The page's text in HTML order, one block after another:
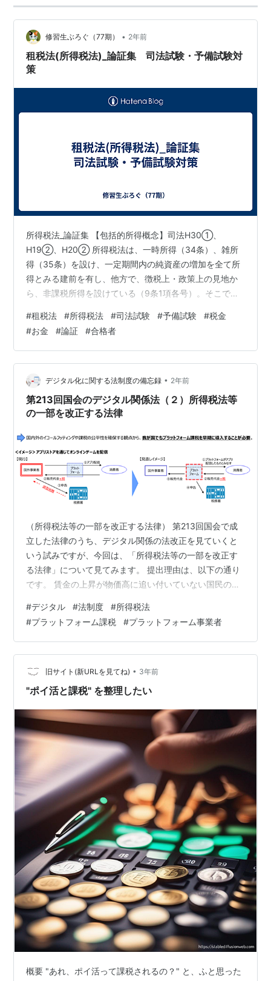
修習生ぶろぐ（77期） • 2年前
租税法(所得税法)_論証集 司法試験・予備試験対
策
所得税法_論証集 【包括的所得概念】司法H30①、
H19②、H20② 所得税法は、一時所得（34条）、雑所
得（35条）を設け、一定期間内の純資産の増加を全て所
得とみる建前を有し、他方で、徴税上・政策上の見地か
ら、非課税所得を設けている（9条1項各号）。そこで、
の規定がない限り「所得」（7条）として課税される。
＊所得税法は、課税の対象となる所得を取得した経済上
の成果としてとらえ、一定期間内における純資産の増加
を全て所得とみる（純資産増加説、中高年齢者雇用開発
給付金事件）。 ＊サイモンズの定式：所得額(Y)＝期中消
費額(C)＋期中純資産増加額(Δ…
#租税法 #所得税法 #司法試験 #予備試験 #税金
#お金 #論証 #合格者
デジタル化に関する法制度の備忘録 • 2年前
第213回国会のデジタル関係法（２）所得税法等
の一部を改正する法律
（所得税法等の一部を改正する法律） 第213回国会で成
立した法律のうち、デジタル関係の法改正を見ていくと
いう試みですが、今回は、「所得税法等の一部を改正す
る法律」について見てみます。 提出理由は、以下の通り
です。 賃金の上昇が物価高に追い付いていない国民の負
行われる経済の実現を目指す観点からの令和六年分にお
ける所得税額の特別控除の実施及び給与等の支給額が増
加した場合の税額控除制度の強化等並びに資本の蓄積の
推進及び生産性の向上による供給力の強化のための産業
競争力基盤強化商品生産用資産を取得した場合の税額控
除制度及び特許権等の譲渡等による所得の課税…
#デジタル #法制度 #所得税法
#プラットフォーム課税 #プラットフォーム事業者
旧サイト(新URLを見てね) • 3年前
"ポイ活と課税" を整理したい
概要 "あれ、ポイ活って課税されるの？" と、ふと思った